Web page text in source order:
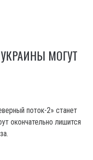
МОГУТ
поток-2» станет
окончательно лишится